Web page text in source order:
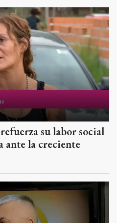
su labor social
ante la creciente